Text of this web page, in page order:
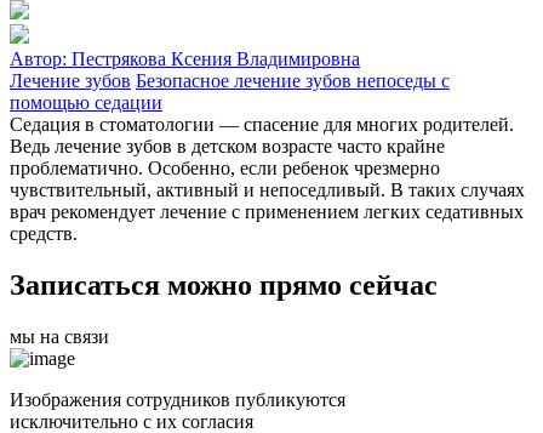
Автор: Пестрякова Ксения Владимировна
Лечение зубов Безопасное лечение зубов непоседы с
помощью седации
Седация в стоматологии — спасение для многих родителей.
Ведь лечение зубов в детском возрасте часто крайне
проблематично. Особенно, если ребенок чрезмерно
чувствительный, активный и непоседливый. В таких случаях
врач рекомендует лечение с применением легких седативных
средств.
Записаться можно прямо сейчас
мы на связи
Изображения сотрудников публикуются
исключительно с их согласия